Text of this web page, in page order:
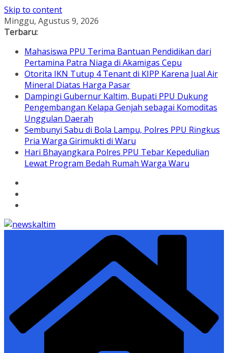
Skip to content
Minggu, Agustus 9, 2026
Terbaru:
Mahasiswa PPU Terima Bantuan Pendidikan dari
Pertamina Patra Niaga di Akamigas Cepu
Otorita IKN Tutup 4 Tenant di KIPP Karena Jual Air
Mineral Diatas Harga Pasar
Dampingi Gubernur Kaltim, Bupati PPU Dukung
Pengembangan Kelapa Genjah sebagai Komoditas
Unggulan Daerah
Sembunyi Sabu di Bola Lampu, Polres PPU Ringkus
Pria Warga Girimukti di Waru
Hari Bhayangkara Polres PPU Tebar Kepedulian
Lewat Program Bedah Rumah Warga Waru